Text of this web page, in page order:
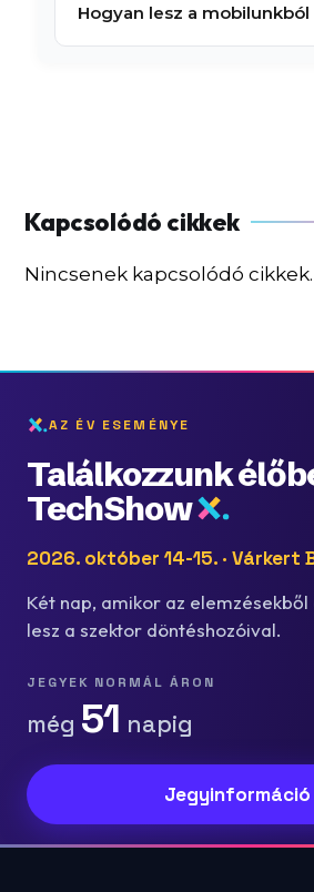
Hogyan lesz a mobilunkból
Nincsenek kapcsolódó cikkek.
AZ ÉV ESEMÉNYE
Találkozzunk
TechShow
2026. október 14-15. · Várkert
Két nap, amikor az
lesz a szektor döntéshozóival.
JEGYEK NORMÁL ÁRON
még 51 napig